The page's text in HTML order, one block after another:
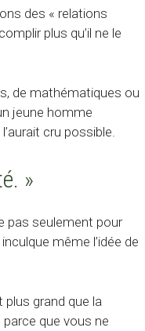
des « relations
plus qu’il ne le
de mathématiques ou
jeune homme
cru possible.
»
pas seulement pour
même l’idée de
plus grand que la
que vous ne